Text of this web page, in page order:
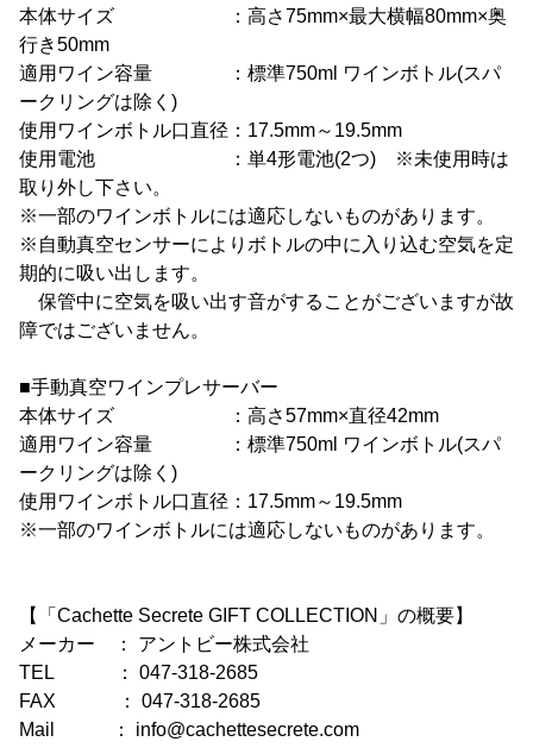
本体サイズ ：高さ75mm×最大横幅80mm×奥
行き50mm
適用ワイン容量 ：標準750ml ワインボトル(スパ
ークリングは除く)
使用ワインボトル口直径：17.5mm～19.5mm
使用電池 ：単4形電池(2つ) ※未使用時は
取り外し下さい。
※一部のワインボトルには適応しないものがあります。
※自動真空センサーによりボトルの中に入り込む空気を定
期的に吸い出します。
保管中に空気を吸い出す音がすることがございますが故
障ではございません。
■手動真空ワインプレサーバー
本体サイズ ：高さ57mm×直径42mm
適用ワイン容量 ：標準750ml ワインボトル(スパ
ークリングは除く)
使用ワインボトル口直径：17.5mm～19.5mm
※一部のワインボトルには適応しないものがあります。
【「Cachette Secrete GIFT COLLECTION」の概要】
メーカー ： アントビー株式会社
TEL ： 047-318-2685
FAX ： 047-318-2685
Mail ： info@cachettesecrete.com